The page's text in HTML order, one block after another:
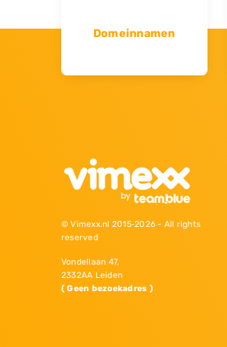
Domeinnamen
© Vimexx.nl 2015‐2026 - All rights
reserved
Vondellaan 47,
2332AA Leiden
( Geen bezoekadres )